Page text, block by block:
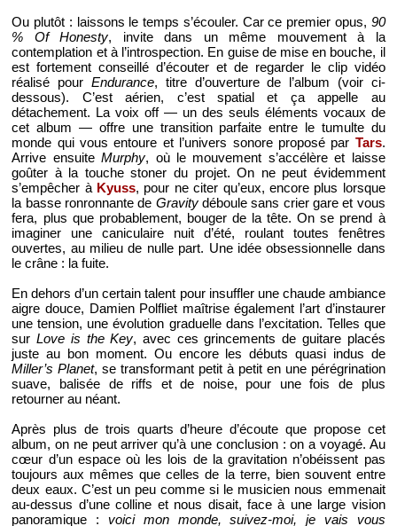
Ou plutôt : laissons le temps s’écouler. Car ce premier opus, 90
% Of Honesty, invite dans un même mouvement à la
contemplation et à l’introspection. En guise de mise en bouche, il
est fortement conseillé d’écouter et de regarder le clip vidéo
réalisé pour Endurance, titre d’ouverture de l’album (voir ci-
dessous). C’est aérien, c’est spatial et ça appelle au
détachement. La voix off — un des seuls éléments vocaux de
cet album — offre une transition parfaite entre le tumulte du
monde qui vous entoure et l’univers sonore proposé par Tars.
Arrive ensuiteMurphy, où le mouvement s’accélère et laisse
goûter à la touche stoner du projet. On ne peut évidemment
s’empêcher à Kyuss, pour ne citer qu’eux, encore plus lorsque
la basse ronronnante de Gravitydéboule sans crier gare et vous
fera, plus que probablement, bouger de la tête. On se prend à
imaginer une caniculaire nuit d’été, roulant toutes fenêtres
ouvertes, au milieu de nulle part. Une idée obsessionnelle dans
le crâne : la fuite.
En dehors d’un certain talent pour insuffler une chaude ambiance
aigre douce, Damien Polfliet maîtrise également l’art d’instaurer
une tension, une évolution graduelle dans l’excitation. Telles que
surLove is the Key, avec ces grincements de guitare placés
juste au bon moment. Ou encore les débuts quasi indus de
Miller’s Planet, se transformant petit à petit en une pérégrination
suave, balisée de riffs et de noise, pour une fois de plus
retourner au néant.
Après plus de trois quarts d’heure d’écoute que propose cet
album, on ne peut arriver qu’à une conclusion : on a voyagé. Au
cœur d’un espace où les lois de la gravitation n’obéissent pas
toujours aux mêmes que celles de la terre, bien souvent entre
deux eaux. C’est un peu comme si le musicien nous emmenait
au-dessus d’une colline et nous disait, face à une large vision
panoramique : voici mon monde, suivez-moi, je vais vous